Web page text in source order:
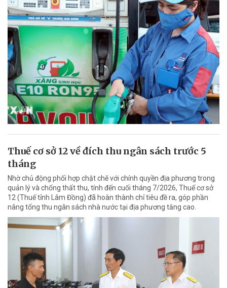
Thuế cơ sở 12 về đích thu ngân sách trước 5
tháng
Nhờ chủ động phối hợp chặt chẽ với chính quyền địa phương trong
quản lý và chống thất thu, tính đến cuối tháng 7/2026, Thuế cơ sở
12 (Thuế tỉnh Lâm Đồng) đã hoàn thành chỉ tiêu đề ra, góp phần
nâng tổng thu ngân sách nhà nước tại địa phương tăng cao.